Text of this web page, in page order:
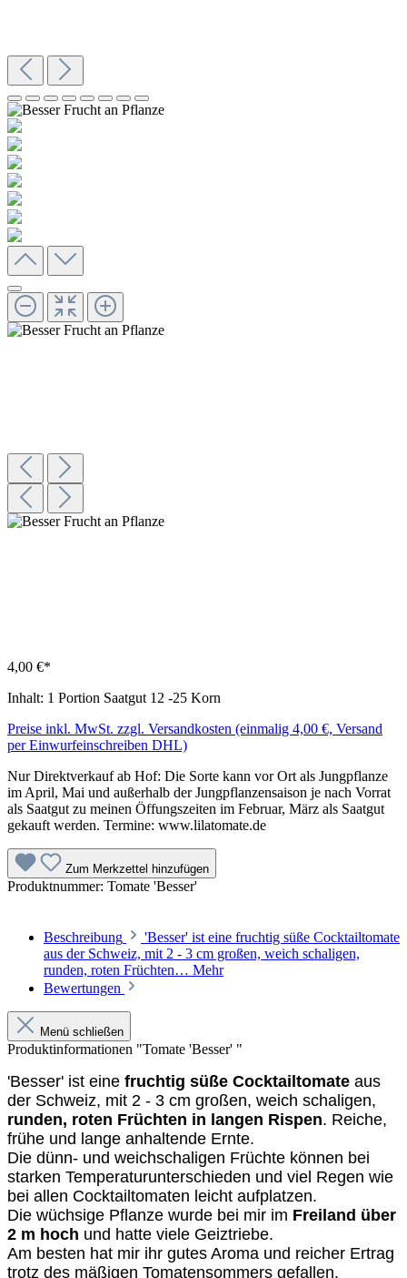
4,00 €*
Inhalt: 1 Portion Saatgut 12 -25 Korn
Preise inkl. MwSt. zzgl. Versandkosten (einmalig 4,00 €, Versand
per Einwurfeinschreiben DHL)
Nur Direktverkauf ab Hof: Die Sorte kann vor Ort als Jungpflanze
im April, Mai und außerhalb der Jungpflanzensaison je nach Vorrat
als Saatgut zu meinen Öffungszeiten im Februar, März als Saatgut
gekauft werden. Termine: www.lilatomate.de
Zum Merkzettel hinzufügen
Produktnummer: Tomate 'Besser'
Beschreibung
'Besser' ist eine fruchtig süße Cocktailtomate
aus der Schweiz, mit 2 - 3 cm großen, weich schaligen,
runden, roten Früchten… Mehr
Bewertungen
Menü schließen
Produktinformationen "Tomate 'Besser' "
'Besser' ist eine fruchtig süße Cocktailtomate aus
der Schweiz, mit 2 - 3 cm großen, weich schaligen,
runden, roten Früchten in langen Rispen. Reiche,
frühe und lange anhaltende Ernte.
Die dünn- und weichschaligen Früchte können bei
starken Temperaturunterschieden und viel Regen wie
bei allen Cocktailtomaten leicht aufplatzen.
Die wüchsige Pflanze wurde bei mir im Freiland über
2 m hoch und hatte viele Geiztriebe.
Am besten hat mir ihr gutes Aroma und reicher Ertrag
trotz des mäßigen Tomatensommers gefallen.